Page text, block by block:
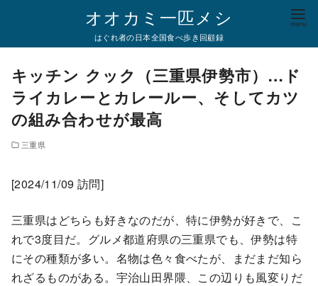
テ
オオカミ一匹メシ
はぐれ者の日本全国食べ歩き回顧録
キッチン クック（三重県伊勢市）…ド
ライカレーとカレールー、そしてカツ
の組み合わせが最高
三重県
[2024/11/09 訪問]
三重県はどちらも好きなのだが、特に伊勢が好きで、こ
れで3度目だ。グルメ都道府県の三重県でも、伊勢は特
にその種類が多い。名物は色々食べたが、まだまだ知ら
れざるものがある。宇治山田界隈、この辺りも風変りだ